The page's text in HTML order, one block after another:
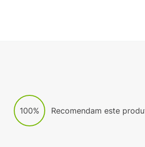
100% Recomendam este